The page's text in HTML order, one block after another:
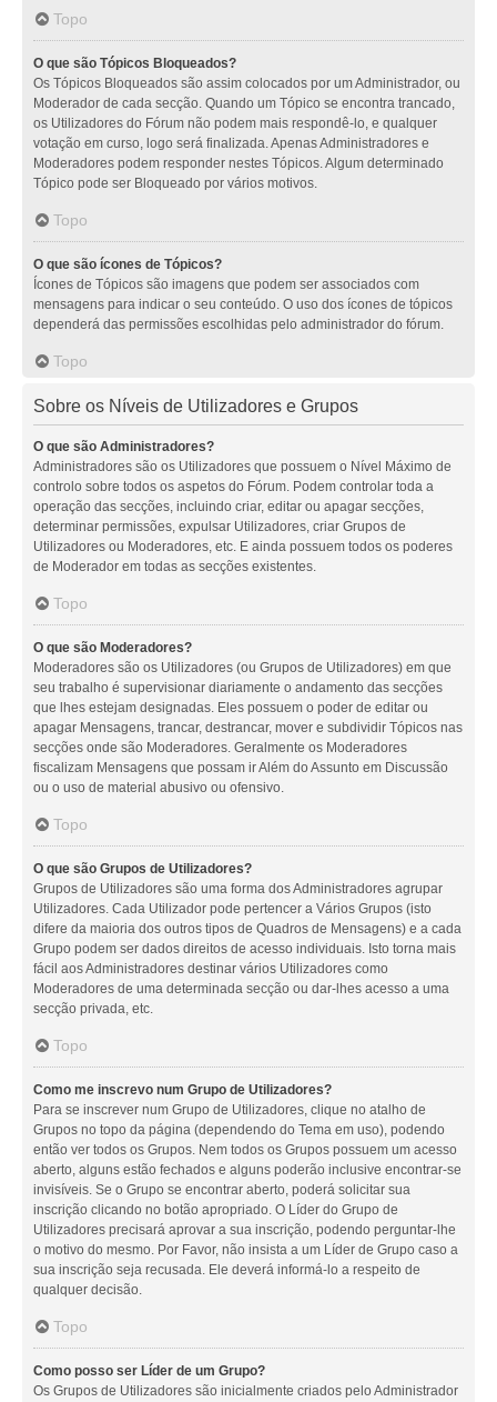
Topo
O que são Tópicos Bloqueados?
Os Tópicos Bloqueados são assim colocados por um Administrador, ou
Moderador de cada secção. Quando um Tópico se encontra trancado,
os Utilizadores do Fórum não podem mais respondê-lo, e qualquer
votação em curso, logo será finalizada. Apenas Administradores e
Moderadores podem responder nestes Tópicos. Algum determinado
Tópico pode ser Bloqueado por vários motivos.
Topo
O que são ícones de Tópicos?
Ícones de Tópicos são imagens que podem ser associados com
mensagens para indicar o seu conteúdo. O uso dos ícones de tópicos
dependerá das permissões escolhidas pelo administrador do fórum.
Topo
Sobre os Níveis de Utilizadores e Grupos
O que são Administradores?
Administradores são os Utilizadores que possuem o Nível Máximo de
controlo sobre todos os aspetos do Fórum. Podem controlar toda a
operação das secções, incluindo criar, editar ou apagar secções,
determinar permissões, expulsar Utilizadores, criar Grupos de
Utilizadores ou Moderadores, etc. E ainda possuem todos os poderes
de Moderador em todas as secções existentes.
Topo
O que são Moderadores?
Moderadores são os Utilizadores (ou Grupos de Utilizadores) em que
seu trabalho é supervisionar diariamente o andamento das secções
que lhes estejam designadas. Eles possuem o poder de editar ou
apagar Mensagens, trancar, destrancar, mover e subdividir Tópicos nas
secções onde são Moderadores. Geralmente os Moderadores
fiscalizam Mensagens que possam ir Além do Assunto em Discussão
ou o uso de material abusivo ou ofensivo.
Topo
O que são Grupos de Utilizadores?
Grupos de Utilizadores são uma forma dos Administradores agrupar
Utilizadores. Cada Utilizador pode pertencer a Vários Grupos (isto
difere da maioria dos outros tipos de Quadros de Mensagens) e a cada
Grupo podem ser dados direitos de acesso individuais. Isto torna mais
fácil aos Administradores destinar vários Utilizadores como
Moderadores de uma determinada secção ou dar-lhes acesso a uma
secção privada, etc.
Topo
Como me inscrevo num Grupo de Utilizadores?
Para se inscrever num Grupo de Utilizadores, clique no atalho de
Grupos no topo da página (dependendo do Tema em uso), podendo
então ver todos os Grupos. Nem todos os Grupos possuem um acesso
aberto, alguns estão fechados e alguns poderão inclusive encontrar-se
invisíveis. Se o Grupo se encontrar aberto, poderá solicitar sua
inscrição clicando no botão apropriado. O Líder do Grupo de
Utilizadores precisará aprovar a sua inscrição, podendo perguntar-lhe
o motivo do mesmo. Por Favor, não insista a um Líder de Grupo caso a
sua inscrição seja recusada. Ele deverá informá-lo a respeito de
qualquer decisão.
Topo
Como posso ser Líder de um Grupo?
Os Grupos de Utilizadores são inicialmente criados pelo Administrador